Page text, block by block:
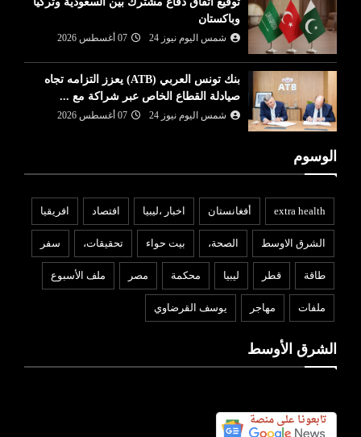
وباكستان
شمس اليوم نيوز 24 07 أغسطس 2026
بنك تونس العربي (ATB) يعزز التزامه تجاه
صيادلة القطاع الخاص عبر شراكة مع ...
شمس اليوم نيوز 24 07 أغسطس 2026
الوسوم
extra health أفغانستان اخبار ،ليبيا افتصاد افريقيا
الشرق الاوسط الصحة، بيت حواء تحقيقات، سفر
طاقة قطر ليبيا محكمة مصر ملف الأسبوع
ملفات مهاجر يوسف القرضاوي
الشرق الأوسط